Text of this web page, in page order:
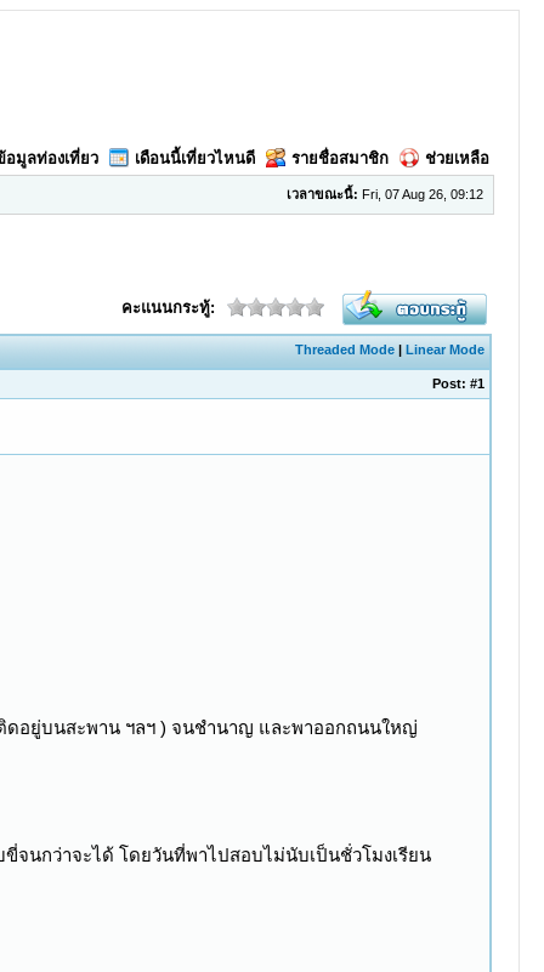
อมูลท่องเที่ยว เดือนนี้เที่ยวไหนดี รายชื่อสมาชิก ช่วยเหลือ
เวลาขณะนี้: Fri, 07 Aug 26, 09:12
คะแนนกระทู้:
Threaded Mode |Linear Mode
Post:#1
ดอยู่บนสะพาน ฯลฯ ) จนชำนาญ และพาออกถนนใหญ่
จนกว่าจะได้ โดยวันที่พาไปสอบไม่นับเป็นชั่วโมงเรียน